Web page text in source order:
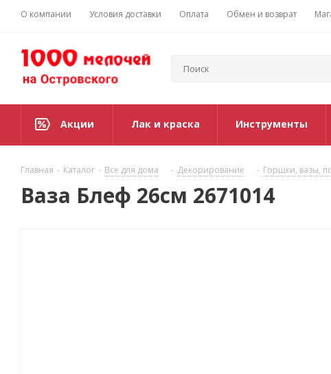
О компании Условия доставки Оплата Обмен и возврат
Акции Лак и краска Инструменты
Главная - Каталог - Все для дома - Декорирование - Горшки, вазы,
Ваза Блеф 26см 2671014